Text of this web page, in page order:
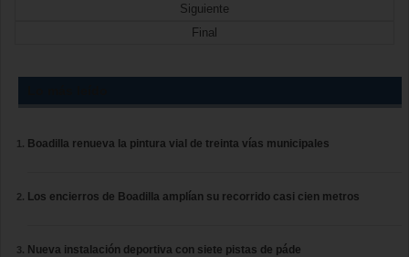
Siguiente
Final
Boadilla renueva la pintura vial de treinta vías municipales
Los encierros de Boadilla amplían su recorrido casi cien metros
Nueva instalación deportiva con siete pistas de páde